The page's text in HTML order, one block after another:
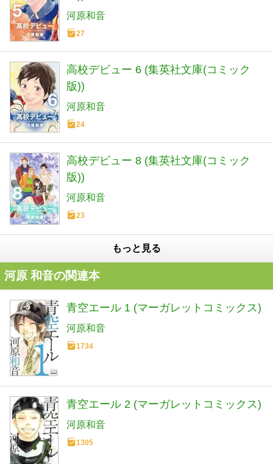
河原和音
27
高校デビュー 6 (集英社文庫(コミック
版))
河原和音
24
高校デビュー 8 (集英社文庫(コミック
版))
河原和音
23
もっと見る
河原 和音の関連本
青空エール 1 (マーガレットコミックス)
河原和音
1734
青空エール 2 (マーガレットコミックス)
河原和音
1305